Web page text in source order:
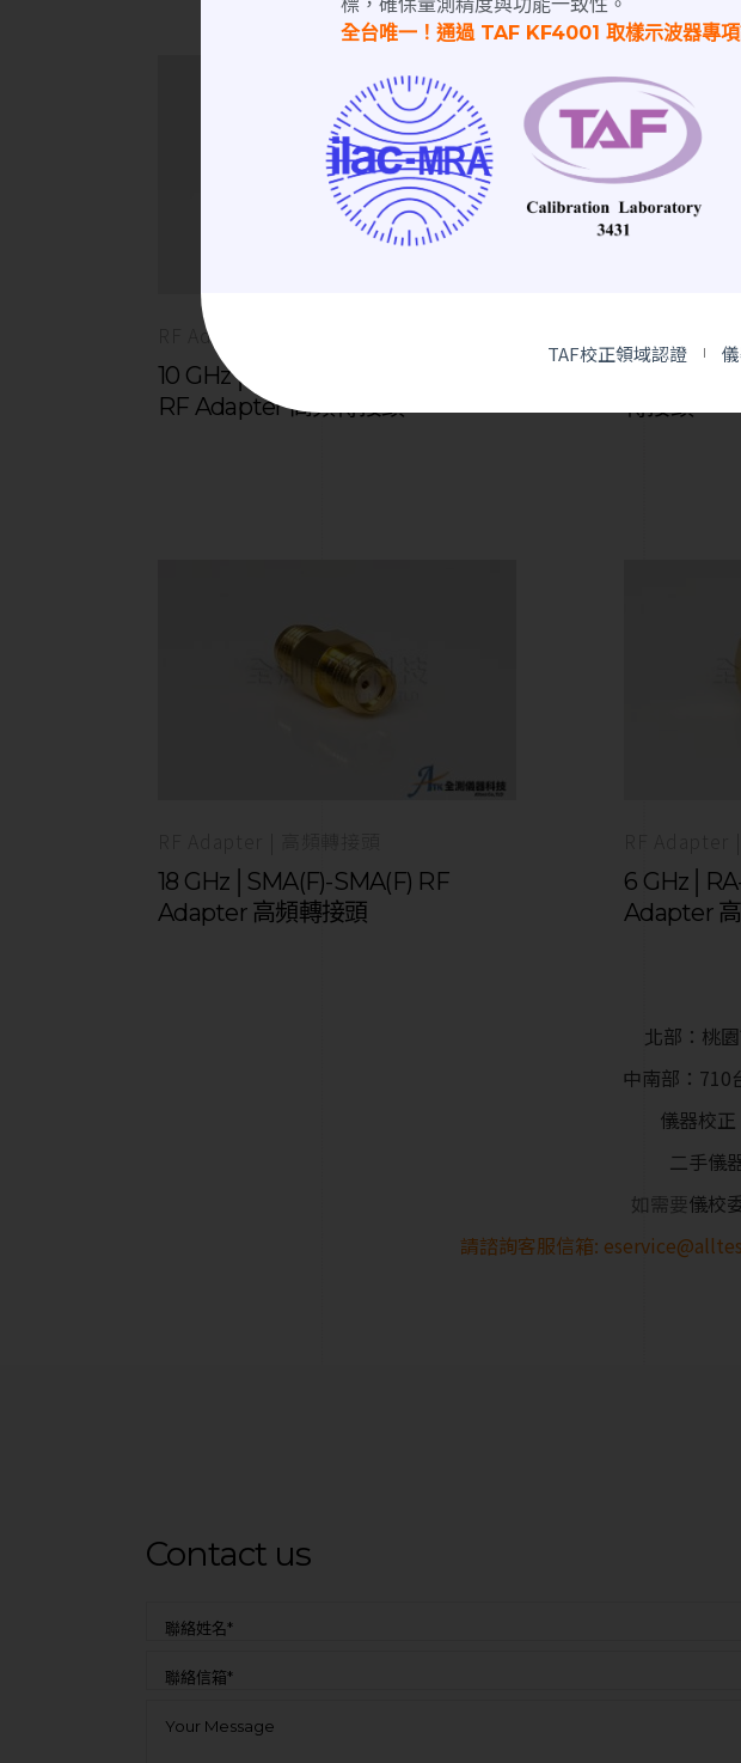
RF Adapter | 高頻轉接頭
10 GHz│Reverse SMA(M)-SMA(F)
RF Adapter 高頻轉接頭
轉接頭
18 GHz│SMA(F)-SMA(F) RF
Adapter 高頻轉接頭
6
Adapter
北部：桃
中南部：710
儀器校正
二手儀
如需要儀校
請諮詢客服信箱:
Contact us
全台唯一！通過 TAF KF4001 取樣示波器專
TAF校正領域認證